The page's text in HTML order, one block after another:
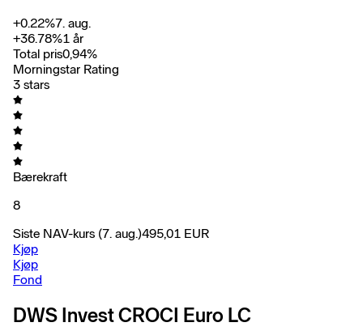
+0.22%7. aug.
+36.78%1 år
Total pris0,94%
Morningstar Rating
3 stars
Bærekraft
8
Siste NAV-kurs (7. aug.)495,01 EUR
Kjøp
Kjøp
Fond
DWS Invest CROCI Euro LC